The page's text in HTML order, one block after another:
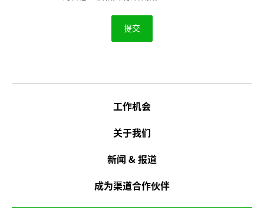
工作机会
关于我们
新闻 & 报道
成为渠道合作伙伴